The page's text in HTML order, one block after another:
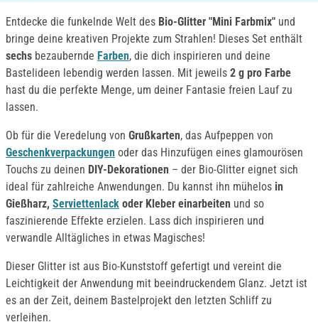
Entdecke die funkelnde Welt des Bio-Glitter "Mini Farbmix" und
bringe deine kreativen Projekte zum Strahlen! Dieses Set enthält
sechs bezaubernde Farben, die dich inspirieren und deine
Bastelideen lebendig werden lassen. Mit jeweils 2 g pro Farbe
hast du die perfekte Menge, um deiner Fantasie freien Lauf zu
lassen.
Ob für die Veredelung von Grußkarten, das Aufpeppen von
Geschenkverpackungen oder das Hinzufügen eines glamourösen
Touchs zu deinen DIY-Dekorationen – der Bio-Glitter eignet sich
ideal für zahlreiche Anwendungen. Du kannst ihn mühelos in
Gießharz, Serviettenlack oder Kleber einarbeiten und so
faszinierende Effekte erzielen. Lass dich inspirieren und
verwandle Alltägliches in etwas Magisches!
Dieser Glitter ist aus Bio-Kunststoff gefertigt und vereint die
Leichtigkeit der Anwendung mit beeindruckendem Glanz. Jetzt ist
es an der Zeit, deinem Bastelprojekt den letzten Schliff zu
verleihen.